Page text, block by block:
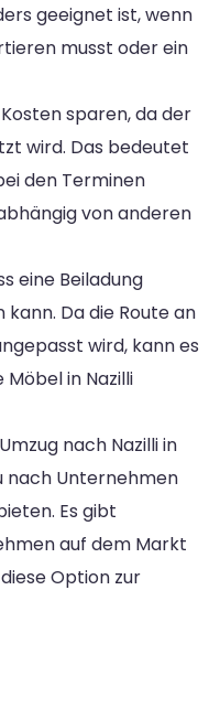
geeignet ist, wenn
musst oder ein
sparen, da der
wird. Das bedeutet
den Terminen
von anderen
eine Beiladung
Da die Route an
wird, kann es
in Nazilli
nach Nazilli in
nach Unternehmen
Es gibt
auf dem Markt
Option zur